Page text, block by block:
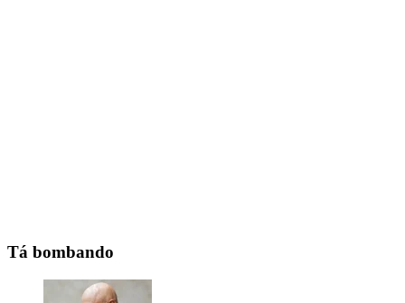
Tá bombando